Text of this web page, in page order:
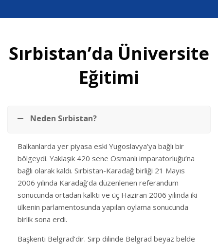
Sırbistan’da Üniversite
Eğitimi
Neden Sırbistan?
Balkanlarda yer piyasa eski Yugoslavya’ya bağlı bir
bölgeydi. Yaklaşık 420 sene Osmanlı imparatorluğu’na
bağlı olarak kaldı. Sırbistan-Karadağ birliği 21 Mayıs
2006 yılında Karadağ’da düzenlenen referandum
sonucunda ortadan kalktı ve üç Haziran 2006 yılında iki
ülkenin parlamentosunda yapılan oylama sonucunda
birlik sona erdi.
Başkenti Belgrad’dır. Sırp dilinde Belgrad beyaz belde